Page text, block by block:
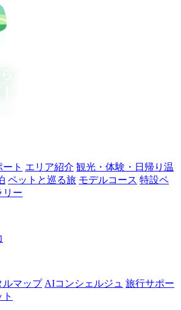
ト エリア紹介 観光・体験・日帰り温
ペットと巡る旅 モデルコース 特設ペ
リー
ルマップ AIコンシェルジュ 旅行サポー